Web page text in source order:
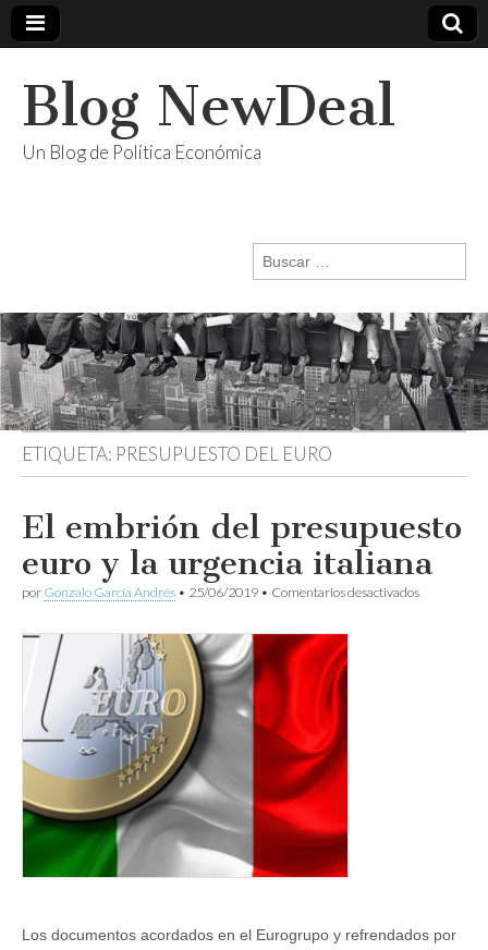
Blog NewDeal
Un Blog de Política Económica
Buscar:
ETIQUETA: PRESUPUESTO DEL EURO
El embrión del presupuesto
euro y la urgencia italiana
por Gonzalo García Andrés • 25/06/2019 • Comentarios desactivadosen
Los documentos acordados en el Eurogrupo y refrendados por